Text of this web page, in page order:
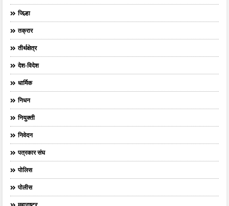
जिल्हा
तक्रार
तीर्थक्षेत्र
देश-विदेश
धार्मिक
निधन
नियुक्ती
निवेदन
पत्रकार संघ
पोलिस
पोलीस